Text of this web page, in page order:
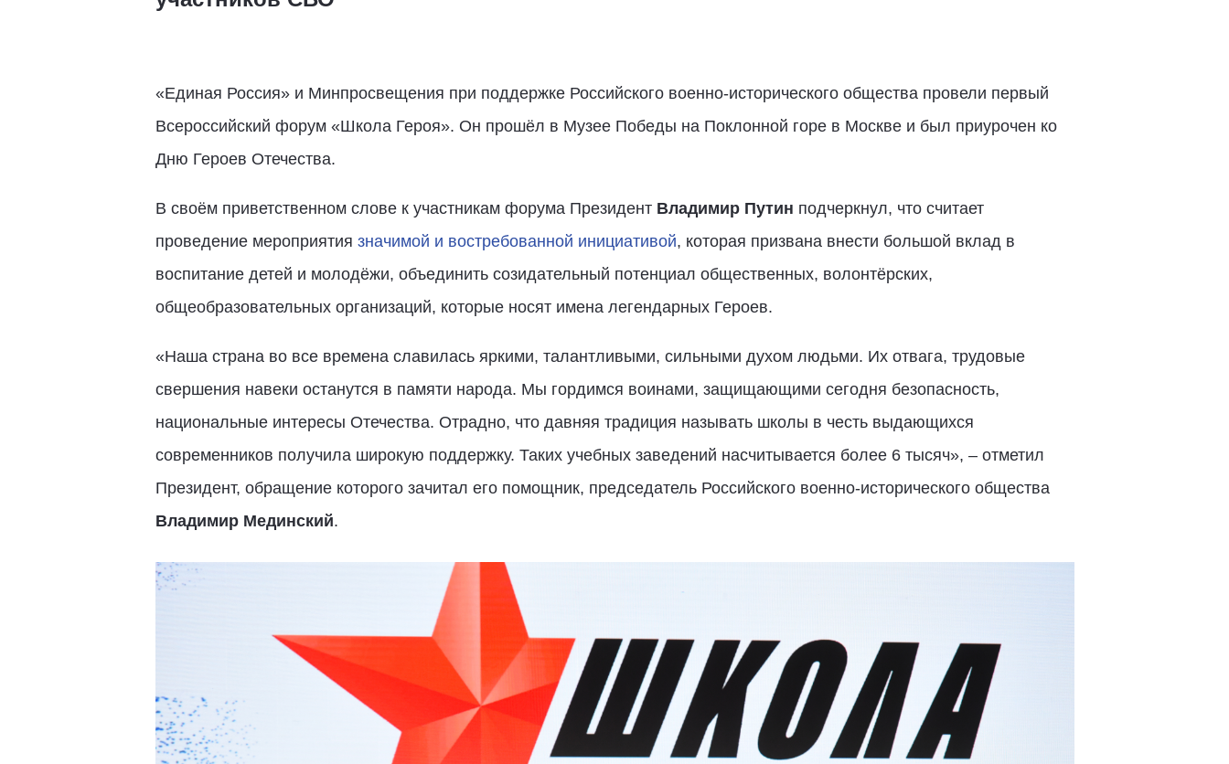
«Единая Россия» и Минпросвещения при поддержке Российского военно-исторического общества провели первый
Всероссийский форум «Школа Героя». Он прошёл в Музее Победы на Поклонной горе в Москве и был приурочен ко
Дню Героев Отечества.
В своём приветственном слове к участникам форума Президент Владимир Путин подчеркнул, что считает
проведение мероприятия значимой и востребованной инициативой, которая призвана внести большой вклад в
воспитание детей и молодёжи, объединить созидательный потенциал общественных, волонтёрских,
общеобразовательных организаций, которые носят имена легендарных Героев.
«Наша страна во все времена славилась яркими, талантливыми, сильными духом людьми. Их отвага, трудовые
свершения навеки останутся в памяти народа. Мы гордимся воинами, защищающими сегодня безопасность,
национальные интересы Отечества. Отрадно, что давняя традиция называть школы в честь выдающихся
современников получила широкую поддержку. Таких учебных заведений насчитывается более 6 тысяч», – отметил
Президент, обращение которого зачитал его помощник, председатель Российского военно-исторического общества
Владимир Мединский.